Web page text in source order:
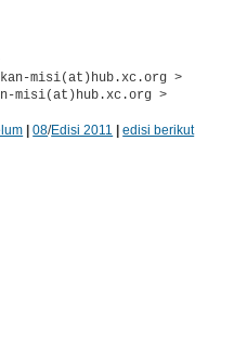
misi(at)hub.xc.org >
misi(at)hub.xc.org >
|08/Edisi 2011 |edisi berikut